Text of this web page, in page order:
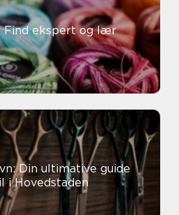
Find ekspert og lær
Din ultimative guide
i Hovedstaden